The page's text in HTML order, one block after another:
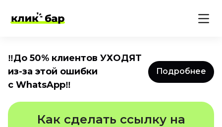
‼️До 50% клиентов УХОДЯТ
из-за этой ошибки
с WhatsApp‼️
Подробнее
Как сделать ссылку на